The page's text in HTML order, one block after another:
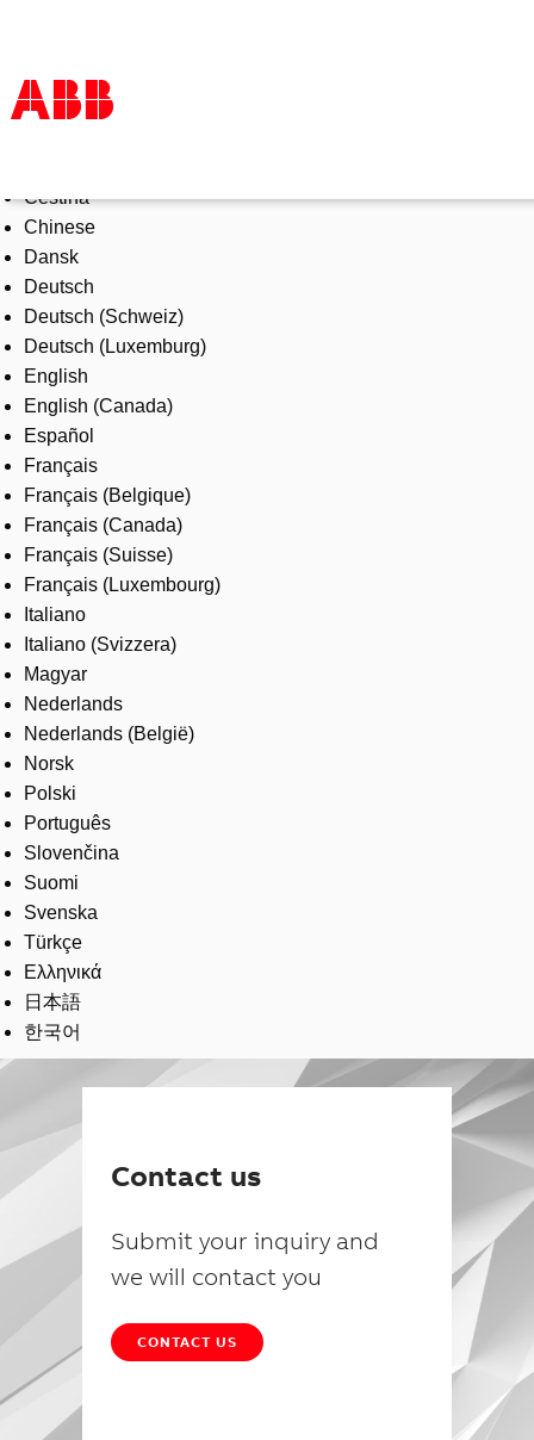
Products & Solutions
Industries
Services
About us
Where to buy
Contact us
Careers
Čeština
Chinese
Dansk
Deutsch
Deutsch (Schweiz)
Deutsch (Luxemburg)
English
English (Canada)
Español
Français
Français (Belgique)
Français (Canada)
Français (Suisse)
Français (Luxembourg)
Italiano
Italiano (Svizzera)
Magyar
Nederlands
Nederlands (België)
Norsk
Polski
Português
Slovenčina
Suomi
Svenska
Türkçe
Ελληνικά
日本語
한국어
Contact us
Submit your inquiry and
we will contact you
CONTACT US